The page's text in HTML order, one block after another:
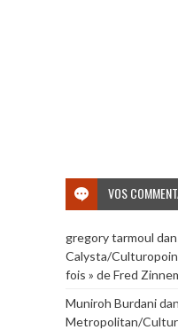
VOS
gregory tarmoul
Calysta/
fois » de Fred
Muniroh Burdani
Metropolitan/